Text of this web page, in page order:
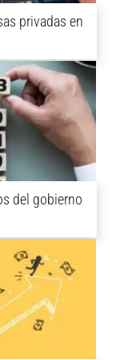
privadas en
del gobierno